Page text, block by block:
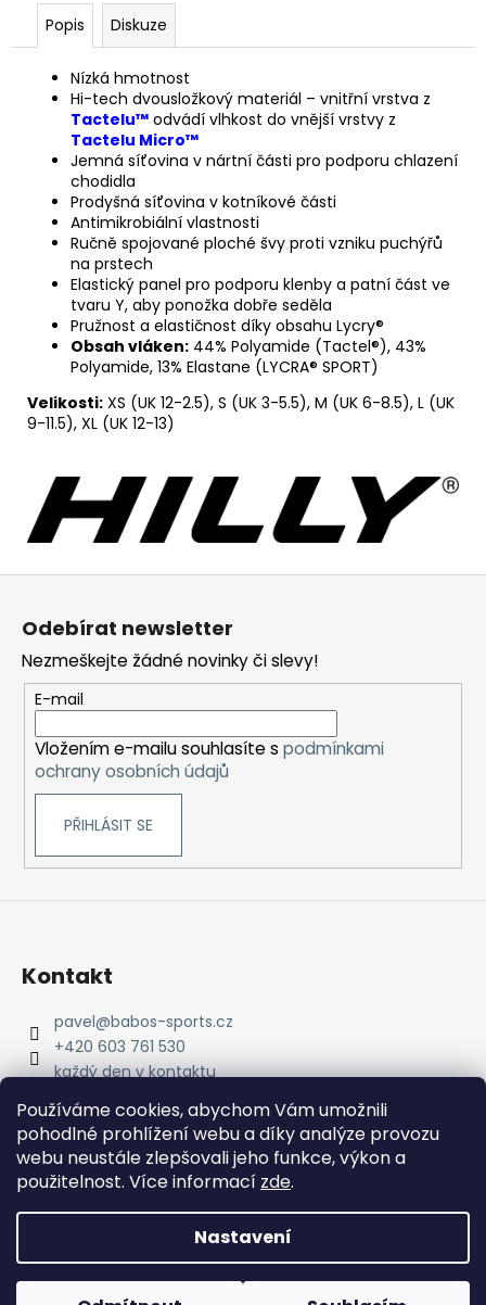
Používáme cookies, abychom Vám umožnili
pohodlné prohlížení webu a díky analýze provozu
webu neustále zlepšovali jeho funkce, výkon a
použitelnost. Více informací zde.
Nastavení
Popis Diskuze
Nízká hmotnost
Hi-tech dvousložkový materiál – vnitřní vrstva z
Tactelu™ odvádí vlhkost do vnější vrstvy z
Tactelu Micro™
Jemná síťovina v nártní části pro podporu chlazení
chodidla
Prodyšná síťovina v kotníkové části
Antimikrobiální vlastnosti
Ručně spojované ploché švy proti vzniku puchýřů
na prstech
Elastický panel pro podporu klenby a patní část ve
tvaru Y, aby ponožka dobře seděla
Pružnost a elastičnost díky obsahu Lycry®
Obsah vláken: 44% Polyamide (Tactel®), 43%
Polyamide, 13% Elastane (LYCRA® SPORT)
Velikosti: XS (UK 12-2.5), S (UK 3-5.5), M (UK 6-8.5), L (UK
9-11.5), XL (UK 12-13)
Z
Odebírat newsletter
Nezmeškejte žádné novinky či slevy!
E-mail
Vložením e-mailu souhlasíte s podmínkami
ochrany osobních údajů
PŘIHLÁSIT SE
Kontakt
pavel@babos-sports.cz
+420 603 761 530
každý den v kontaktu
pavel.babos.90/
Copyright 2026babos-sports. Všechna práva